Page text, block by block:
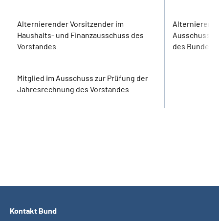
Alternierender Vorsitzender im
Haushalts- und Finanzausschuss des
Vorstandes
Ausschuss
des
Mitglied im Ausschuss zur Prüfung der
Jahresrechnung des Vorstandes
Kontakt Bund